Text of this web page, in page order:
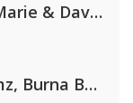
Clean Bandit, Anne-Marie & David Guetta
Coldplay ft. Little Simz, Burna Boy, Elyanna & Tini